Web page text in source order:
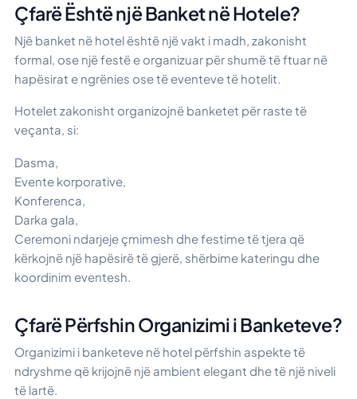
Çfarë Është një Banket në Hotele?
Një banket në hotel është një vakt i madh, zakonisht
formal, ose një festë e organizuar për shumë të ftuar në
hapësirat e ngrënies ose të eventeve të hotelit.
Hotelet zakonisht organizojnë banketet për raste të
veçanta, si:
Dasma,
Evente korporative,
Konferenca,
Darka gala,
Ceremoni ndarjeje çmimesh dhe festime të tjera që
kërkojnë një hapësirë të gjerë, shërbime kateringu dhe
koordinim eventesh.
Çfarë Përfshin Organizimi i Banketeve?
Organizimi i banketeve në hotel përfshin aspekte të
ndryshme që krijojnë një ambient elegant dhe të një niveli
të lartë.